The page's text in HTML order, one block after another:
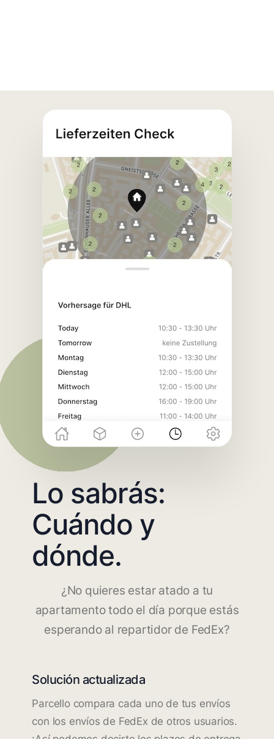
Lo sabrás:
Cuándo y
dónde.
¿No quieres estar atado a tu
apartamento todo el día porque estás
esperando al repartidor de FedEx?
Solución actualizada
Parcello compara cada uno de tus envíos
con los envíos de FedEx de otros usuarios.